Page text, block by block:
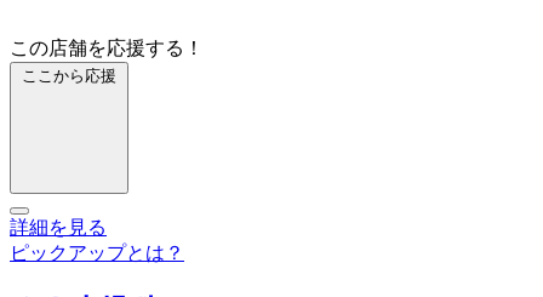
この店舗を応援する！
ここから応援
詳細を見る
ピックアップとは？